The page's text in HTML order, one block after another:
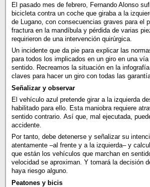
El pasado mes de febrero, Fernando Alonso
bicicleta contra un coche que giraba a la
de Lugano, con consecuencias graves para el
fractura en la mandíbula y pérdida de varias
requirieron de una intervención quirúrgica.
Un incidente que da pie para explicar las
para todos los implicados en un giro en una vía
sentido. Recreamos la situación en la
claves para hacer un giro con todas las
Señalizar y observar
El vehículo azul pretende girar a la izquierda
habilitado para ello. Esta maniobra requiere
sentido contrario. Así que, mal ejecutada,
accidente.
Por tanto, debe detenerse y señalizar su
atentamente –al frente y a la izquierda– y
que están los vehículos que marchan en
velocidad se aproximan. Y tomará la decisión
haya riesgo alguno.
Peatones y bicis